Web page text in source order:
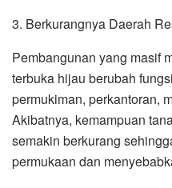
3. Berkurangnya Daerah
Pembangunan yang masif
terbuka hijau berubah
permukiman, perkantoran,
Akibatnya, kemampuan
semakin berkurang
permukaan dan